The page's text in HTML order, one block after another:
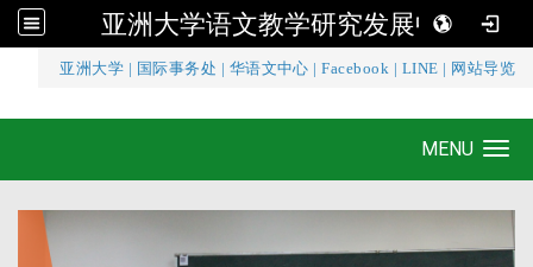
亚洲大学语文教学研究发展中心
亚洲大学 国际事务处 华语文中心 |Facebook LINE 网站导览
亚洲大学语文教学研究发展中心
MENU